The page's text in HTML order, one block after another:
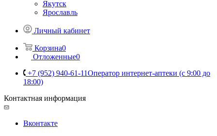
Якутск
Ярославль
Личный кабинет
Корзина0
Отложенные0
+7 (952) 940-61-11Оператор интернет-аптеки (с 9:00 до
18:00)
Контактная информация
Вконтакте